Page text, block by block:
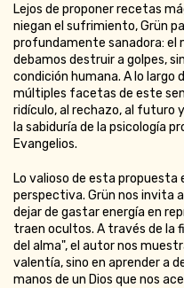
Lejos de proponer recetas
niegan el sufrimiento, Grün
profundamente sanadora: el
debamos destruir a golpes,
condición humana. A lo largo
múltiples facetas de este
ridículo, al rechazo, al futuro
la sabiduría de la psicología
Evangelios.
Lo valioso de esta propuesta
perspectiva. Grün nos invita
dejar de gastar energía en
traen ocultos. A través de la
del alma", el autor nos
valentía, sino en aprender a
manos de un Dios que nos